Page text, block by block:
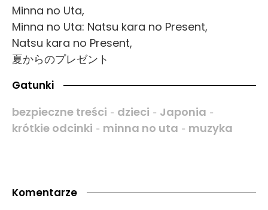
Minna no Uta,
Minna no Uta: Natsu kara no Present,
Natsu kara no Present,
夏からのプレゼント
Gatunki
bezpieczne treści - dzieci - Japonia -
krótkie odcinki - minna no uta - muzyka
Komentarze